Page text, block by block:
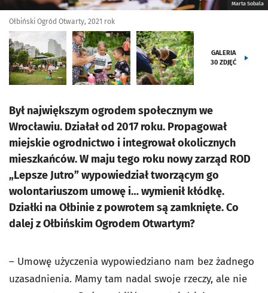
Marta Sobala
Ołbiński Ogród Otwarty, 2021 rok
GALERIA
30 ZDJĘĆ
Był największym ogrodem społecznym we
Wrocławiu. Działał od 2017 roku. Propagował
miejskie ogrodnictwo i integrował okolicznych
mieszkańców. W maju tego roku nowy zarząd ROD
„Lepsze Jutro” wypowiedział tworzącym go
wolontariuszom umowę i… wymienił kłódkę.
Działki na Ołbinie z powrotem są zamknięte. Co
dalej z Ołbińskim Ogrodem Otwartym?
– Umowę użyczenia wypowiedziano nam bez żadnego
uzasadnienia. Mamy tam nadal swoje rzeczy, ale nie